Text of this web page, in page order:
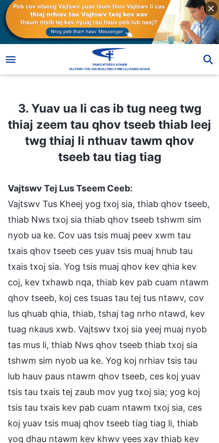
3. Yuav ua li cas ib tug neeg twg
thiaj zeem tau qhov tseeb thiab leej
twg thiaj li nthuav tawm qhov
tseeb tau tiag tiag
Vajtswv Tej Lus Tseem Ceeb:
Vajtswv Tus Kheej yog txoj sia, thiab qhov tseeb,
thiab Nws txoj sia thiab qhov tseeb tshwm sim
nyob ua ke. Cov uas tsis muaj peev xwm tau
txais qhov tseeb ces yuav tsis muaj hnub tau
txais txoj sia. Yog tsis muaj qhov kev qhia kev
coj, kev txhawb nqa, thiab kev pab cuam ntawm
qhov tseeb, koj ces tsuas tau tej tus ntawv, cov
lus qhuab qhia, thiab, tshaj tag nrho ntawd, kev
tuag nkaus xwb. Vajtswv txoj sia yeej muaj nyob
tas mus li, thiab Nws qhov tseeb thiab txoj sia
tshwm sim nyob ua ke. Yog koj nrhiav tsis tau
lub hauv paus ntawm qhov tseeb, ces koj yuav
tsis tau txais tej zaub mov yug txoj sia; yog koj
tsis tau txais kev pab cuam ntawm txoj sia, ces
koj yuav tsis muaj qhov tseeb tiag tiag li, thiab
yog dhau ntawm kev khwv yees xav thiab kev